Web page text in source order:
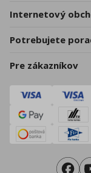
Internetový
Potrebujete
Pre zákazníkov